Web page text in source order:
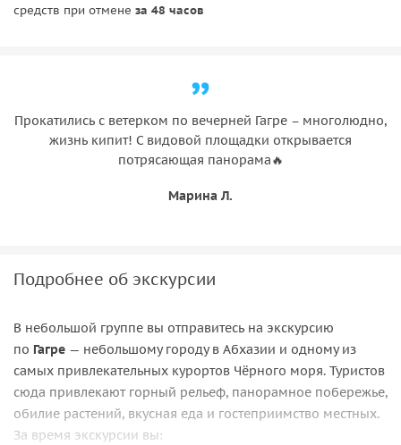
средств при отмене за 48 часов
Прокатились с ветерком по вечерней Гагре – многолюдно,
жизнь кипит! С видовой площадки открывается
потрясающая панорама🔥
Марина Л.
Подробнее об экскурсии
В небольшой группе вы отправитесь на экскурсию
по Гагре — небольшому городу в Абхазии и одному из
самых привлекательных курортов Чёрного моря. Туристов
сюда привлекают горный рельеф, панорамное побережье,
обилие растений, вкусная еда и гостеприимство местных.
За время экскурсии вы: